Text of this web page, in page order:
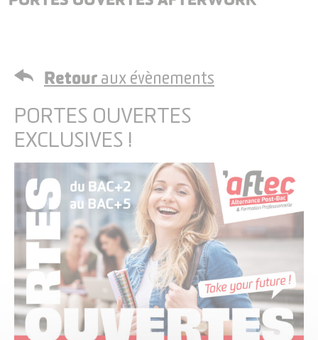
Retouraux évènements
PORTES OUVERTES
EXCLUSIVES !